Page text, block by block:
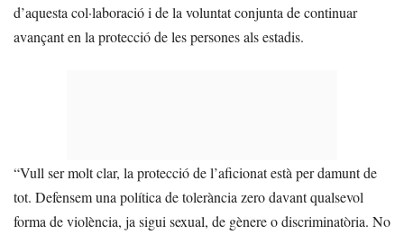
d’aquesta col·laboració i de la voluntat conjunta de continuar
avançant en la protecció de les persones als estadis.
“Vull ser molt clar, la protecció de l’aficionat està per damunt de
tot. Defensem una política de tolerància zero davant qualsevol
forma de violència, ja sigui sexual, de gènere o discriminatòria. No